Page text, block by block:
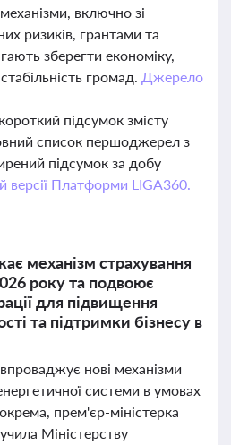
включно зі
ризиків, грантами та
зберегти економіку,
громад. Джерело
підсумок змісту
список першоджерел з
підсумок за добу
версії Платформи LIGA360.
механізм страхування
року та подвоює
для підвищення
та підтримки бізнесу в
нові механізми
системи в умовах
прем'єр-міністерка
Міністерству